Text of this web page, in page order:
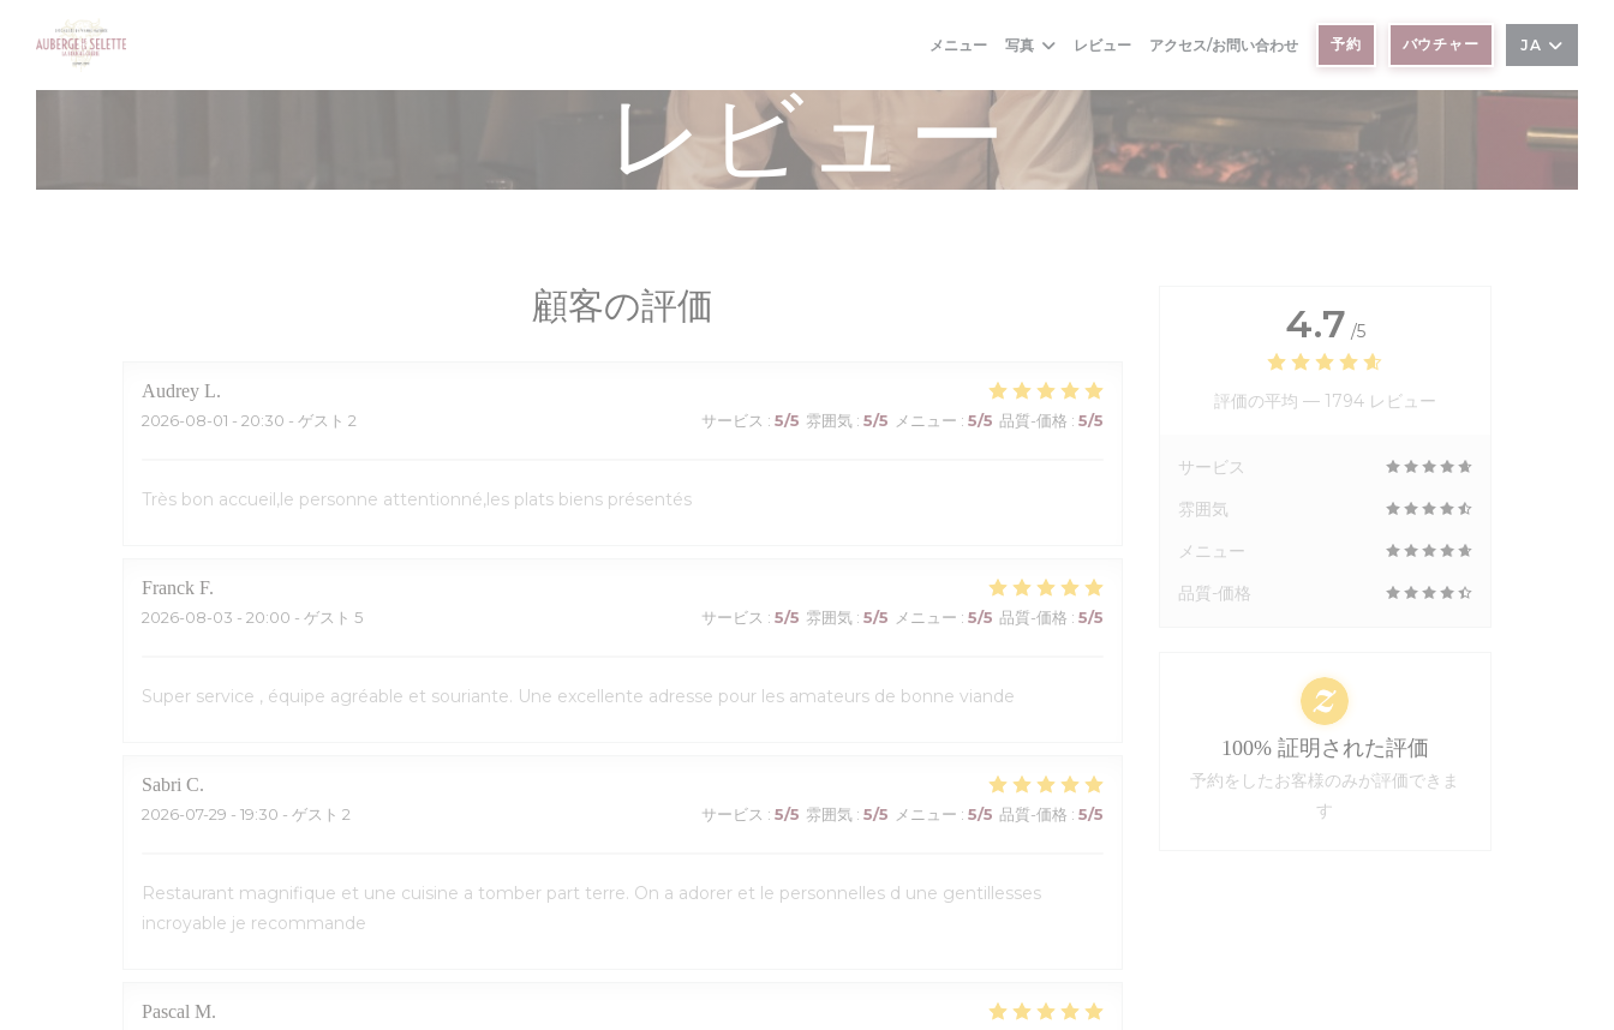
クッキー利用の管理について
メニュー 写真 レビュー アクセス/お問い合わせ 予約 バウチャー JA
レビュー
顧客の評価
Audrey L
2026-08-01 - 20:30 - ゲスト 2 サービス : 5/5 雰囲気: 5/5 メニュー : 5/5 品質-価格 : 5/5
Très bon accueil,le personne attentionné,les plats biens présentés
Franck F
2026-08-03 - 20:00 - ゲスト 5 サービス : 5/5 雰囲気: 5/5 メニュー : 5/5 品質-価格 : 5/5
Super service , équipe agréable et souriante. Une excellente adresse pour les amateurs de bonne viande
Sabri C
2026-07-29 - 19:30 - ゲスト 2 サービス : 5/5 雰囲気: 5/5 メニュー : 5/5 品質-価格 : 5/5
Restaurant magnifique et une cuisine a tomber part terre. On a adorer et le personnelles d une gentillesses
incroyable je recommande
Pascal M
4.7 /5
評価の平均 — 1794 レビュー
サービス
雰囲気
メニュー
品質-価格
100% 証明された評価
予約をしたお客様のみが評価できま
す